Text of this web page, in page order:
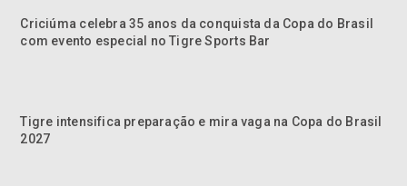
Criciúma celebra 35 anos da conquista da Copa do Brasil
com evento especial no Tigre Sports Bar
Tigre intensifica preparação e mira vaga na Copa do Brasil
2027